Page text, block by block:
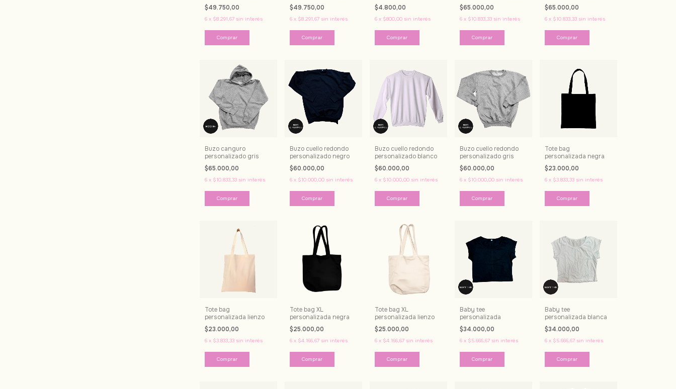
$49.750,00
6 x $8.291,67 sin interés
Comprar
$49.750,00
6 x $8.291,67 sin interés
Comprar
$4.800,00
6 x $800,00 sin interés
$65.000,00
6 x $10.833,33 sin interés
Comprar
$65.000,00
6 x $10.833,33 sin interés
Comprar
Buzo canguro
personalizado gris
$65.000,00
6 x $10.833,33 sin interés
Comprar
Buzo cuello redondo
personalizado negro
$60.000,00
6 x $10.000,00 sin interés
Comprar
Buzo cuello redondo
personalizado blanco
$60.000,00
6 x $10.000,00 sin interés
Comprar
Buzo cuello redondo
personalizado gris
$60.000,00
6 x $10.000,00 sin interés
Comprar
Tote bag
personalizada negra
$23.000,00
6 x $3.833,33 sin interés
Tote bag
personalizada lienzo
$23.000,00
6 x $3.833,33 sin interés
Tote bag XL
personalizada negra
$25.000,00
6 x $4.166,67 sin interés
Tote bag XL
personalizada lienzo
$25.000,00
6 x $4.166,67 sin interés
Baby tee
personalizada
$34.000,00
6 x $5.666,67 sin interés
Comprar
Baby tee
personalizada blanca
$34.000,00
6 x $5.666,67 sin interés
Comprar